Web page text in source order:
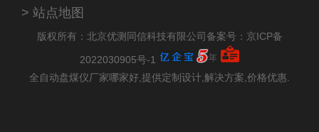
站点地图
版权所有：北京优测同信科技有限公司 备案号：京ICP备
2022030905号-1
全自动盘煤仪厂家哪家好,提供定制设计,解决方案,价格优惠.